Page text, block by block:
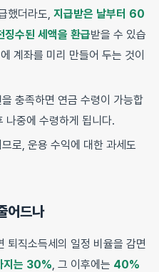
했더라도, 지급받은 날부터 60
징수된 세액을 환급받을 수 있습
계좌를 미리 만들어 두는 것이
충족하면 연금 수령이 가능합
나중에 수령하게 됩니다.
므로, 운용 수익에 대한 과세도
어드나
퇴직소득세의 일정 비율을 감면
지는 30%, 그 이후에는 40%